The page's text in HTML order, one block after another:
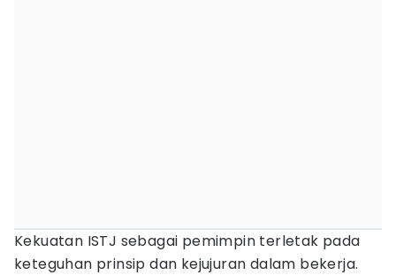
Kekuatan ISTJ sebagai pemimpin terletak pada
keteguhan prinsip dan kejujuran dalam bekerja.